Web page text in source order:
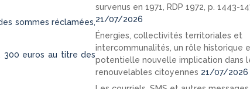
sommes réclamées,
300 euros au titre des
survenus en 1971, RDP 1972, p. 1443-
21/07/2026
Énergies, collectivités territoriales et
intercommunalités, un rôle historique
potentielle nouvelle implication dans
renouvelables citoyennes 21/07/2026